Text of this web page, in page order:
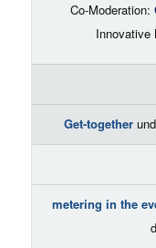
Co-Moderation:
Innovative
Get-together
metering in the